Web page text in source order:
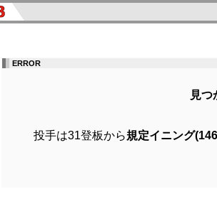
ERROR
見つ
投手は31登板から規定イニング